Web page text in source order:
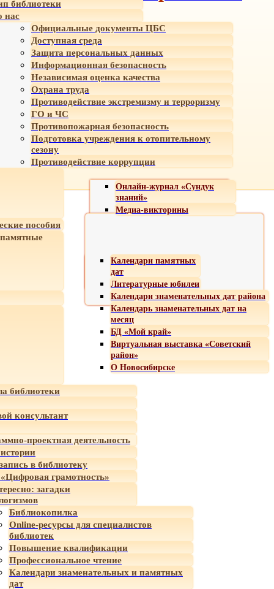
библиотеки
нас
Официальные документы ЦБС
Доступная среда
Защита персональных данных
Информационная безопасность
Независимая оценка качества
Охрана труда
Противодействие экстремизму и терроризму
ГО и ЧС
Противопожарная безопасность
Подготовка учреждения к отопительному
сезону
Противодействие коррупции
Онлайн-журнал «Сундук
знаний»
Медиа-викторины
пособия
Календари памятных
дат
Литературные юбилеи
Календари знаменательных дат района
Календарь знаменательных дат на
месяц
БД «Мой край»
Виртуальная выставка «Советский
район»
О Новосибирске
библиотеки
консультант
проектная деятельность
в библиотеку
грамотность»
загадки
Библиокопилка
Online-ресурсы для специалистов
библиотек
Повышение квалификации
Профессиональное чтение
Календари знаменательных и памятных
дат